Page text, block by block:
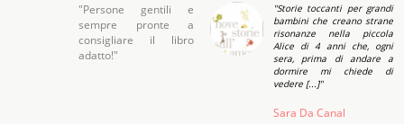
"Persone gentili e
sempre pronte a
consigliare il libro
adatto!"
"Storie toccanti per grandi
bambini che creano strane
risonanze nella piccola
Alice di 4 anni che, ogni
sera, prima di andare a
dormire mi chiede di
vedere [...]"
Sara Da Canal